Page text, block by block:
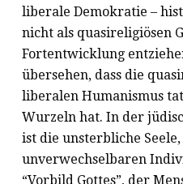
liberale Demokratie –
nicht als quasireligiösen
Fortentwicklung
übersehen, dass die
liberalen Humanismus
Wurzeln hat. In der
ist die unsterbliche
unverwechselbaren
“Vorbild Gottes”, der